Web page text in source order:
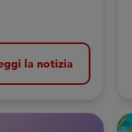
la notizia